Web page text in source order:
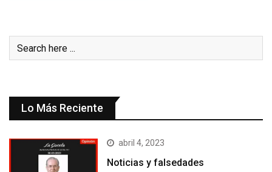
Lo Más Reciente
abril 4, 2023
Noticias y falsedades